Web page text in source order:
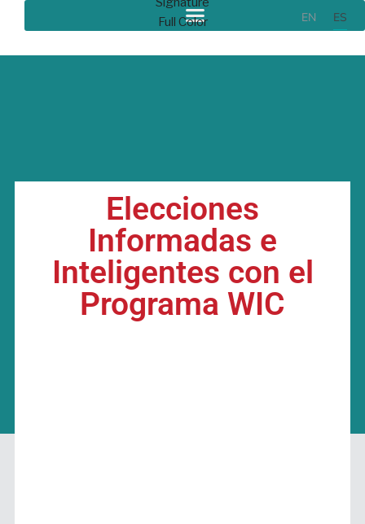
EN ES
Elecciones
Informadas e
Inteligentes con el
Programa WIC